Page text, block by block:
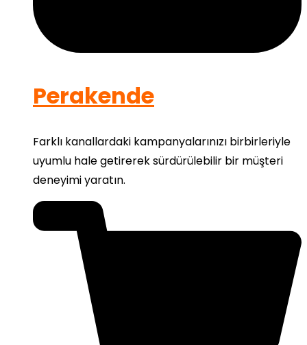
Perakende
Farklı kanallardaki kampanyalarınızı birbirleriyle
uyumlu hale getirerek sürdürülebilir bir müşteri
deneyimi yaratın.